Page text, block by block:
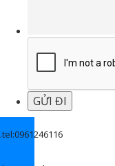
.tel:0961246116